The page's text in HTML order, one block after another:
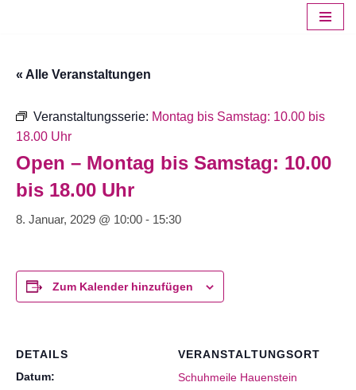
springen
« Alle Veranstaltungen
Veranstaltungsserie: Montag bis Samstag: 10.00 bis
18.00 Uhr
Open – Montag bis Samstag: 10.00
bis 18.00 Uhr
8. Januar, 2029 @ 10:00 - 15:30
Zum Kalender hinzufügen
DETAILS
Datum:
VERANSTALTUNGSORT
Schuhmeile Hauenstein